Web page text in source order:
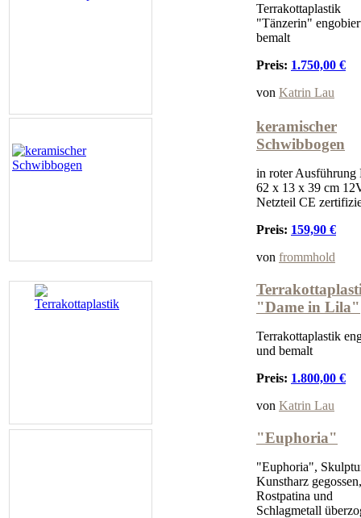
Terrakottaplastik
"Tänzerin"
bemalt
Preis: 1.750,00 €
von Katrin Lau
keramischer
Schwibbogen
in roter Ausführung
62 x 13 x 39 cm
Netzteil CE
Preis: 159,90 €
von frommhold
"Dame in Lila"
Terrakottaplastik
und bemalt
Preis: 1.800,00 €
von Katrin Lau
"Euphoria"
"Euphoria",
Kunstharz
Rostpatina und
Schlagmetall